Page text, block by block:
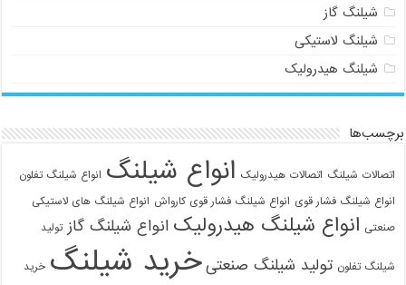
شیلنگ گاز
شیلنگ لاستیکی
شیلنگ هیدرولیک
برچسب‌ها
اتصالات شیلنگ اتصالات هیدرولیک انواع شیلنگ انواع شیلنگ تفلون
انواع شیلنگ فشار قوی انواع شیلنگ فشار قوی کارواش انواع شیلنگ های لاستیکی
صنعتی انواع شیلنگ هیدرولیک انواع شیلنگ گاز تولید
شیلنگ تفلون تولید شیلنگ صنعتی خرید شیلنگ خرید